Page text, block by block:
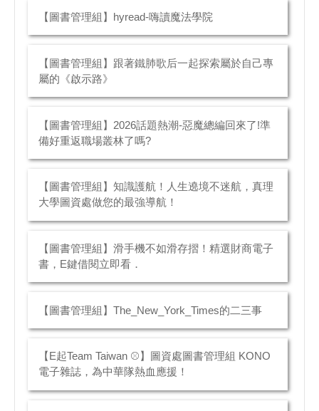
【圖書管理組】hyread-嗨讀魔法學院
【圖書管理組】跟著鐵肺歌后一起探索屬於自己專
屬的《啟示路》
【圖書管理組】2026話題熱潮-惡魔總編回來了!準
備好重返職場叢林了嗎?
【圖書管理組】知識護航！人生遶境不迷航，真理
大學圖資處做您的最強導航！
【圖書管理組】滑手機不如滑存摺！精選財商電子
書，E鍵借閱立即看．
【圖書管理組】The_New_York_Times的二三事
【E起Team Taiwan ⚾】圖資處圖書管理組 KONO
電子雜誌，為中華隊熱血應援！